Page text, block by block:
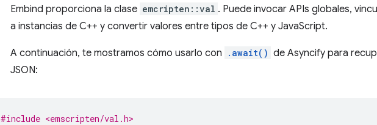
Embind proporciona la clase emcripten::val . Puede invocar APIs globales,
a instancias de C++ y convertir valores entre tipos de C++ y JavaScript.
A continuación, te mostramos cómo usarlo con .await() de Asyncify para
JSON:
#include <emscripten/val.h>